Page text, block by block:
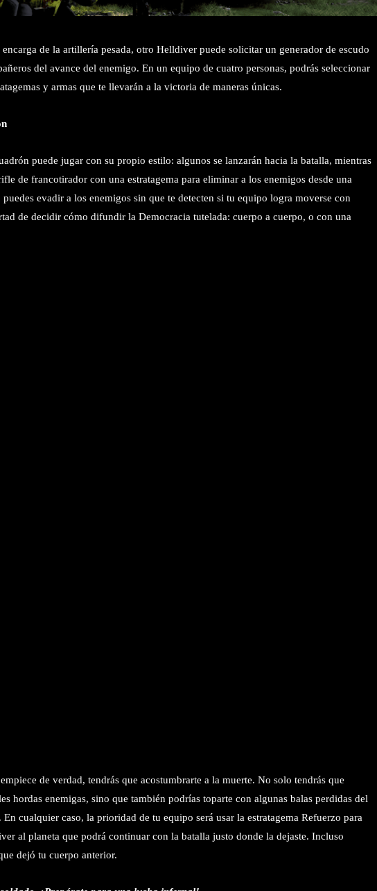
de la artillería pesada, otro Helldiver puede solicitar un generador de escudo
del avance del enemigo. En un equipo de cuatro personas, podrás seleccionar
y armas que te llevarán a la victoria de maneras únicas.
puede jugar con su propio estilo: algunos se lanzarán hacia la batalla, mientras
de francotirador con una estratagema para eliminar a los enemigos desde una
evadir a los enemigos sin que te detecten si tu equipo logra moverse con
de decidir cómo difundir la Democracia tutelada: cuerpo a cuerpo, o con una
de verdad, tendrás que acostumbrarte a la muerte. No solo tendrás que
hordas enemigas, sino que también podrías toparte con algunas balas perdidas del
En cualquier caso, la prioridad de tu equipo será usar la estratagema Refuerzo para
al planeta que podrá continuar con la batalla justo donde la dejaste. Incluso
dejó tu cuerpo anterior.